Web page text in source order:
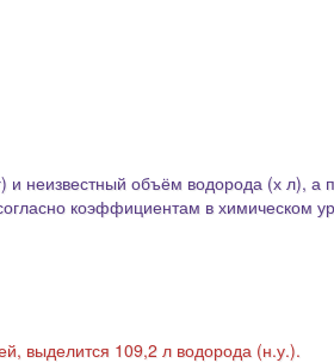
и неизвестный объём водорода (х л), а
коэффициентам в химическом
выделится 109,2 л водорода (н.у.).